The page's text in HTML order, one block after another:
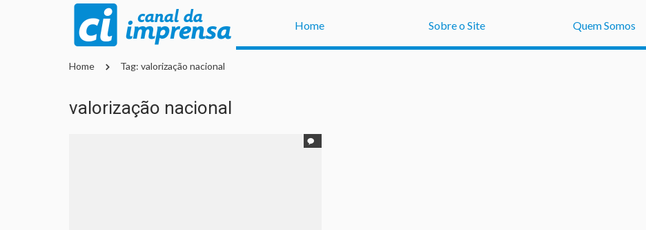
Home Sobre o Site Quem Somos
Home Tag: valorização nacional
valorização nacional